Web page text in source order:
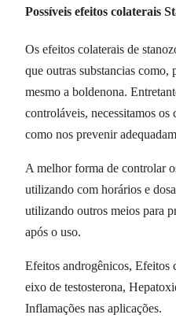
Possíveis efeitos colaterais
Os efeitos colaterais de
que outras substancias
mesmo a boldenona.
controláveis, necessitamos os
como nos prevenir
A melhor forma de controlar
utilizando com horários e
utilizando outros meios para
após o uso.
Efeitos androgênicos, Efeitos
eixo de testosterona,
Inflamações nas aplicações.